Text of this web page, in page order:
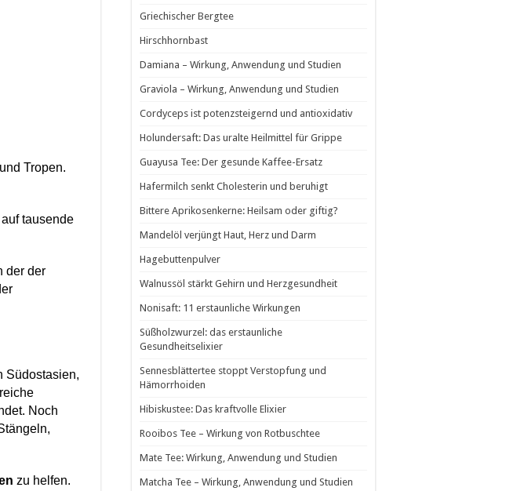
Tropen.
tausende
der der
Südostasien,
Noch
zu helfen.
Griechischer Bergtee
Hirschhornbast
Damiana – Wirkung, Anwendung und Studien
Graviola – Wirkung, Anwendung und Studien
Cordyceps ist potenzsteigernd und antioxidativ
Holundersaft: Das uralte Heilmittel für Grippe
Guayusa Tee: Der gesunde Kaffee-Ersatz
Hafermilch senkt Cholesterin und beruhigt
Bittere Aprikosenkerne: Heilsam oder giftig?
Mandelöl verjüngt Haut, Herz und Darm
Hagebuttenpulver
Walnussöl stärkt Gehirn und Herzgesundheit
Nonisaft: 11 erstaunliche Wirkungen
Süßholzwurzel: das erstaunliche
Gesundheitselixier
Sennesblättertee stoppt Verstopfung und
Hämorrhoiden
Hibiskustee: Das kraftvolle Elixier
Rooibos Tee – Wirkung von Rotbuschtee
Mate Tee: Wirkung, Anwendung und Studien
Matcha Tee – Wirkung, Anwendung und Studien